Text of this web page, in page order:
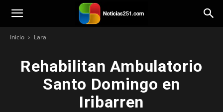
Noticias251
Inicio Lara
Rehabilitan Ambulatorio
Santo Domingo en
Iribarren